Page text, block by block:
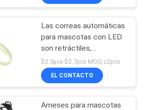
del
del
doméstico
398
Las correas automáticas
para mascotas con LED
son retráctiles,
adecuadas para pasear
perros.
$2.5pcs-$2.7pcs MOQ:≥2pcs
EL CONTACTO
Arneses para mascotas